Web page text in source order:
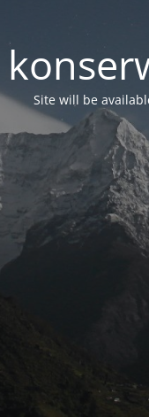
Site will be